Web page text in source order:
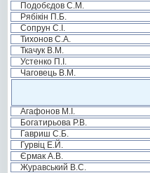
Подобєдов С.М.
Рябікін П.Б.
Сопрун С.І.
Тихонов С.А.
Ткачук В.М.
Устенко П.І.
Чаговець В.М.
Агафонов М.І.
Богатирьова Р.В.
Гавриш С.Б.
Гурвіц Е.Й.
Єрмак А.В.
Журавський В.С.